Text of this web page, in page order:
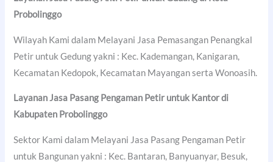
Probolinggo
Wilayah Kami dalam Melayani Jasa Pemasangan Penangkal
Petir untuk Gedung yakni : Kec. Kademangan, Kanigaran,
Kecamatan Kedopok, Kecamatan Mayangan serta Wonoasih.
Layanan Jasa Pasang Pengaman Petir untuk Kantor di
Kabupaten Probolinggo
Sektor Kami dalam Melayani Jasa Pasang Pengaman Petir
untuk Bangunan yakni : Kec. Bantaran, Banyuanyar, Besuk,